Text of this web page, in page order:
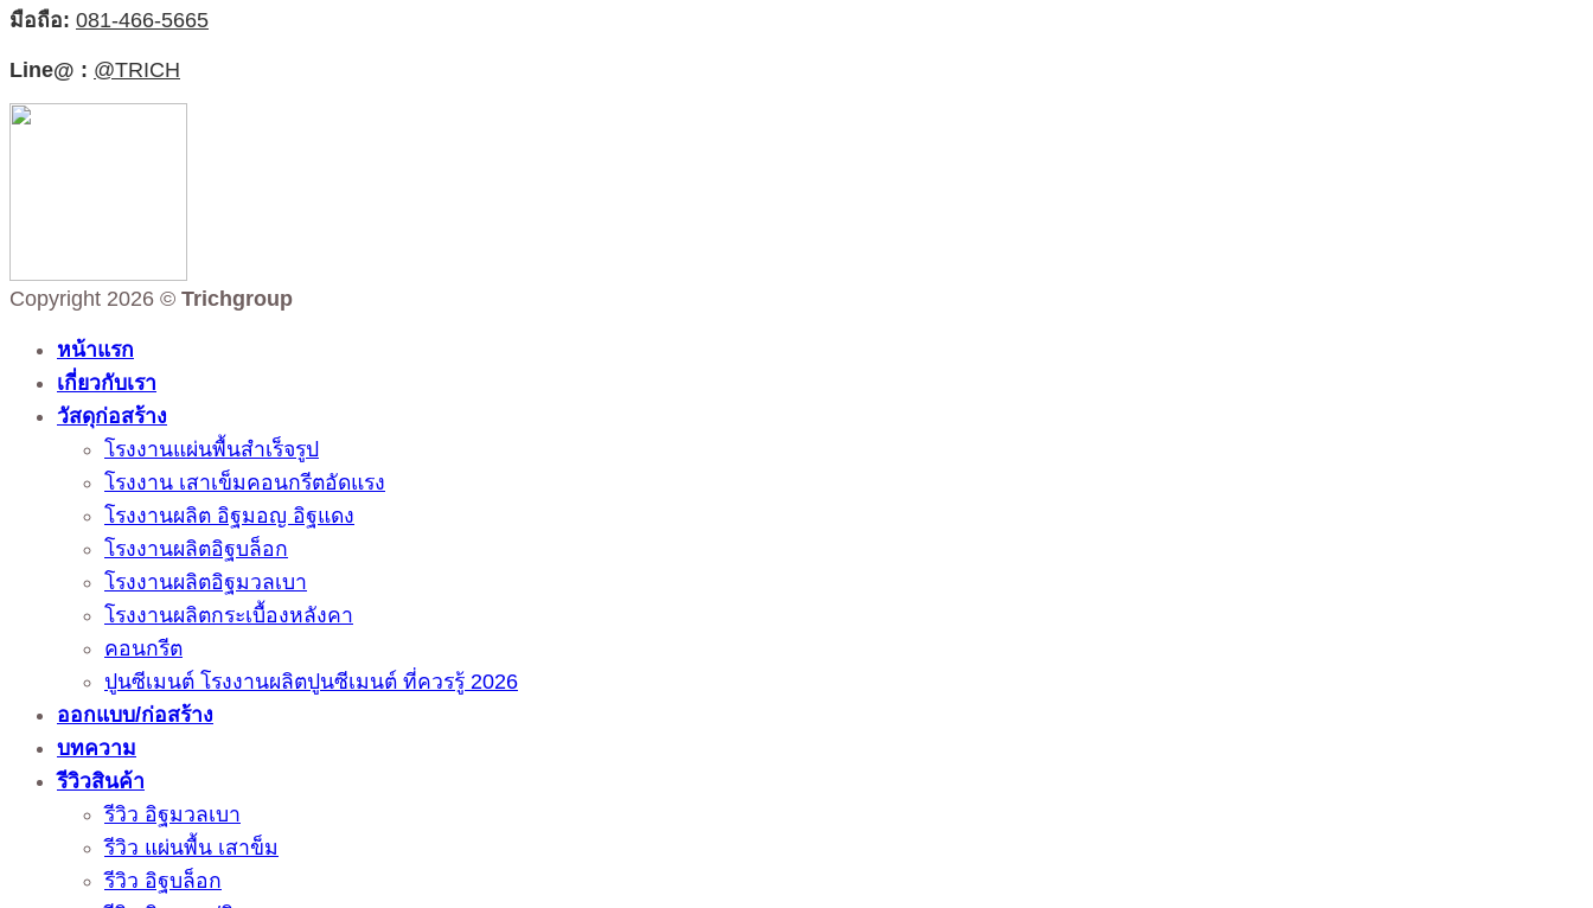
มือถือ: 081-466-5665
Line@ : @TRICH
Copyright 2026 © Trichgroup
หน้าแรก
เกี่ยวกับเรา
วัสดุก่อสร้าง
โรงงานแผ่นพื้นสำเร็จรูป
โรงงาน เสาเข็มคอนกรีตอัดแรง
โรงงานผลิต อิฐมอญ อิฐแดง
โรงงานผลิตอิฐบล็อก
โรงงานผลิตอิฐมวลเบา
โรงงานผลิตกระเบื้องหลังคา
คอนกรีต
ปูนซีเมนต์ โรงงานผลิตปูนซีเมนต์ ที่ควรรู้ 2026
ออกแบบ/ก่อสร้าง
บทความ
รีวิวสินค้า
รีวิว อิฐมวลเบา
รีวิว แผ่นพื้น เสาข็ม
รีวิว อิฐบล็อก